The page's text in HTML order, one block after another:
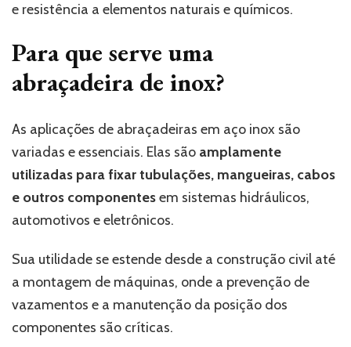
e resistência a elementos naturais e químicos.
Para que serve uma
abraçadeira de inox?
As aplicações de abraçadeiras em aço inox são
variadas e essenciais. Elas são amplamente
utilizadas para fixar tubulações, mangueiras, cabos
e outros componentesem sistemas hidráulicos,
automotivos e eletrônicos.
Sua utilidade se estende desde a construção civil até
a montagem de máquinas, onde a prevenção de
vazamentos e a manutenção da posição dos
componentes são críticas.